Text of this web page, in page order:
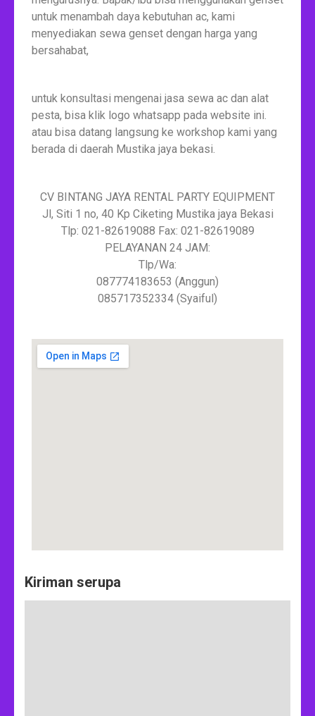
untuk menambah daya kebutuhan ac, kami
menyediakan sewa genset dengan harga yang
bersahabat,
untuk konsultasi mengenai jasa sewa ac dan alat
pesta, bisa klik logo whatsapp pada website ini.
atau bisa datang langsung ke workshop kami yang
berada di daerah Mustika jaya bekasi.
CV BINTANG JAYA RENTAL PARTY EQUIPMENT
Jl, Siti 1 no, 40 Kp Ciketing Mustika jaya Bekasi
Tlp: 021-82619088 Fax: 021-82619089
PELAYANAN 24 JAM:
Tlp/Wa:
087774183653 (Anggun)
085717352334 (Syaiful)
Kiriman serupa